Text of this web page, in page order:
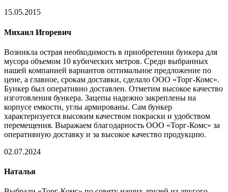
15.05.2015
Михаил Игоревич
Возникла острая необходимость в приобретении бункера для
мусора объемом 10 кубических метров. Среди выбранных
нашей компанией вариантов оптимальное предложение по
цене, а главное, срокам доставки, сделало ООО «Торг-Комс».
Бункер был оперативно доставлен. Отметим высокое качество
изготовления бункера. Зацепы надежно закреплены на
корпусе емкости, углы армированы. Сам бункер
характеризуется высоким качеством покраски и удобством
перемещения. Выражаем благодарность ООО «Торг-Комс» за
оперативную доставку и за высокое качество продукцию.
02.07.2024
Наталья